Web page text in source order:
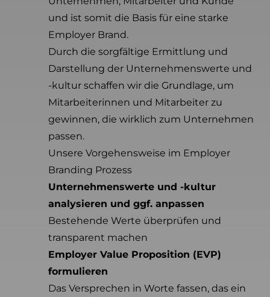
und ist somit die Basis für eine starke
Employer Brand.
Durch die sorgfältige Ermittlung und
Darstellung der Unternehmenswerte und
-kultur schaffen wir die Grundlage, um
Mitarbeiterinnen und Mitarbeiter zu
gewinnen, die wirklich zum Unternehmen
passen.
Unsere Vorgehensweise im Employer
Branding Prozess
Unternehmenswerte und -kultur
analysieren und ggf. anpassen
Bestehende Werte überprüfen und
transparent machen
Employer Value Proposition (EVP)
formulieren
Das Versprechen in Worte fassen, das ein